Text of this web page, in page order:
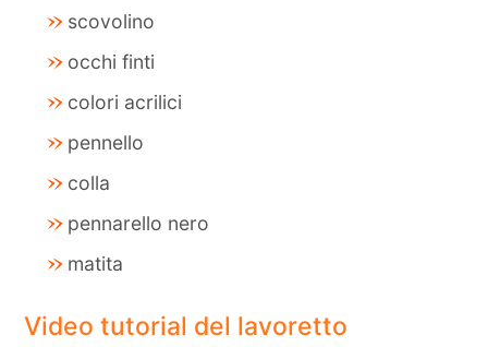
scovolino
occhi finti
colori acrilici
pennello
colla
pennarello nero
matita
Video tutorial del lavoretto